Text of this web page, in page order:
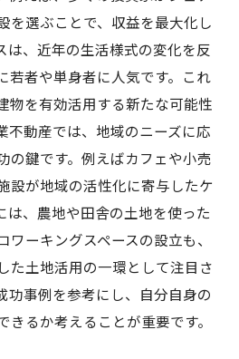
を選ぶことで、収益を最大化し
は、近年の生活様式の変化を反
若者や単身者に人気です。これ
物を有効活用する新たな可能性
不動産では、地域のニーズに応
の鍵です。例えばカフェや小売
設が地域の活性化に寄与したケ
は、農地や田舎の土地を使った
ワーキングスペースの設立も、
た土地活用の一環として注目さ
功事例を参考にし、自分自身の
きるか考えることが重要です。